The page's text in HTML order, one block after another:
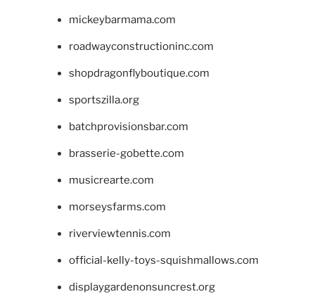
mickeybarmama.com
roadwayconstructioninc.com
shopdragonflyboutique.com
sportszilla.org
batchprovisionsbar.com
brasserie-gobette.com
musicrearte.com
morseysfarms.com
riverviewtennis.com
official-kelly-toys-squishmallows.com
displaygardenonsuncrest.org